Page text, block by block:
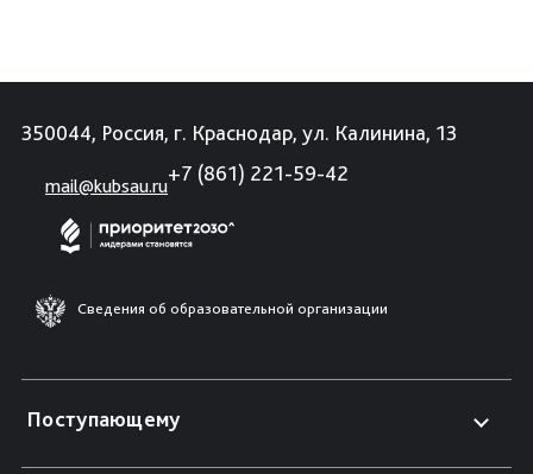
350044, Россия, г. Краснодар, ул. Калинина, 13
mail@kubsau.ru
+7 (861) 221-59-42
Сведения об образовательной организации
Поступающему